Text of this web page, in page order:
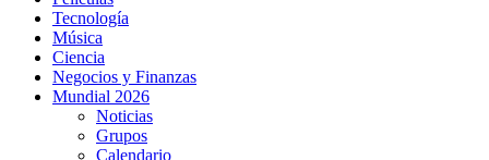
Tecnología
Música
Ciencia
Negocios y Finanzas
Mundial 2026
Noticias
Grupos
Calendario